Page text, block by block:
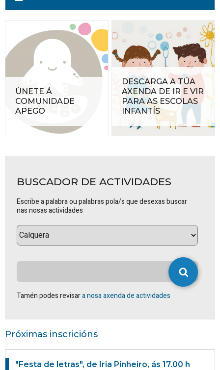
ÚNETE Á
COMUNIDADE
APEGO
DESCARGA A TÚA
AXENDA DE IR E VIR
PARA AS ESCOLAS
INFANTÍS
BUSCADOR DE ACTIVIDADES
Escribe a palabra ou palabras pola/s que desexas buscar
nas nosas actividades
Tamén podes revisara nosa axenda de actividades
Próximas inscricións
"Festa de letras", de Iria Pinheiro, ás 17.00 h